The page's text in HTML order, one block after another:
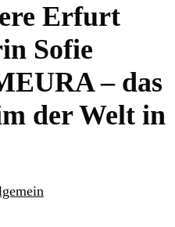
Erfurt
Sofie
– das
der Welt in